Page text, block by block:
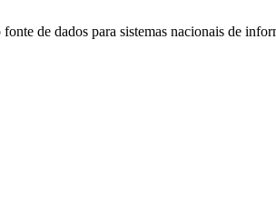
de dados para sistemas nacionais de